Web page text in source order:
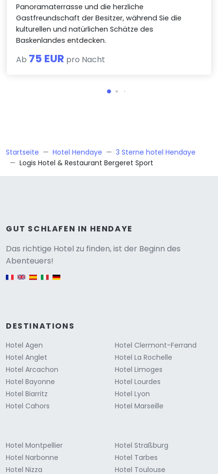
Panoramaterrasse und die herzliche
Gastfreundschaft der Besitzer, während Sie die
kulturellen und natürlichen Schätze des
Baskenlandes entdecken.
Ab 75 EUR pro Nacht
Startseite Hotel Hendaye
3 Sterne hotel Hendaye
Logis Hotel & Restaurant Bergeret Sport
GUT SCHLAFEN IN HENDAYE
Das richtige Hotel zu finden, ist der Beginn des
Abenteuers!
English version
DESTINATIONS
Hotel Agen
Hotel Anglet
Hotel Arcachon
Hotel Bayonne
Hotel Biarritz
Hotel Cahors
Hotel Clermont-Ferrand
Hotel La Rochelle
Hotel Limoges
Hotel Lourdes
Hotel Lyon
Hotel Marseille
Hotel Montpellier
Hotel Narbonne
Hotel Nizza
Hotel Straßburg
Hotel Tarbes
Hotel Toulouse